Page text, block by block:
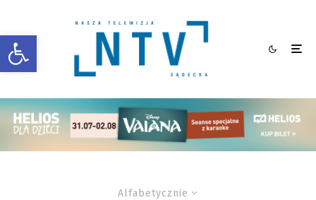
Otwórz pasek narzędzi
Alfabetycznie